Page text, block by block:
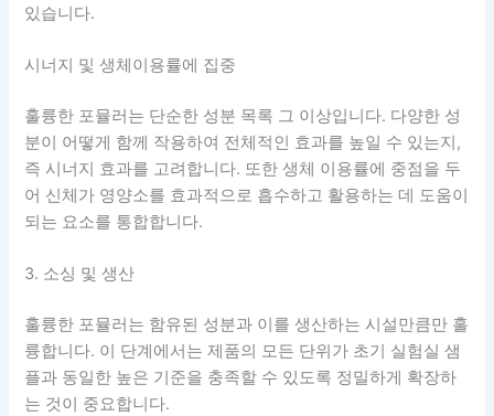
있습니다.
시너지 및 생체이용률에 집중
훌륭한 포뮬러는 단순한 성분 목록 그 이상입니다. 다양한 성
분이 어떻게 함께 작용하여 전체적인 효과를 높일 수 있는지,
즉 시너지 효과를 고려합니다. 또한 생체 이용률에 중점을 두
어 신체가 영양소를 효과적으로 흡수하고 활용하는 데 도움이
되는 요소를 통합합니다.
3. 소싱 및 생산
훌륭한 포뮬러는 함유된 성분과 이를 생산하는 시설만큼만 훌
륭합니다. 이 단계에서는 제품의 모든 단위가 초기 실험실 샘
플과 동일한 높은 기준을 충족할 수 있도록 정밀하게 확장하
는 것이 중요합니다.